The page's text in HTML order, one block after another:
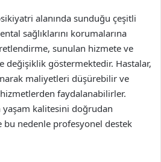
alanında sunduğu çeşitli
sağlıklarını korumalarına
sunulan hizmete ve
değişiklik göstermektedir. Hastalar,
maliyetleri düşürebilir ve
faydalanabilirler.
kalitesini doğrudan
nedenle profesyonel destek